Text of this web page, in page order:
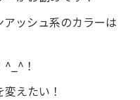
ッシュ系のカラーは
^_^ ！
えたい！